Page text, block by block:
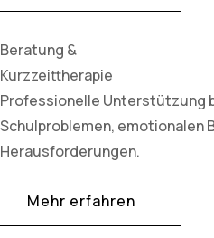
Beratung &
Kurzzeittherapie
Professionelle Unterstützung
Schulproblemen, emotionalen
Herausforderungen.
Mehr erfahren